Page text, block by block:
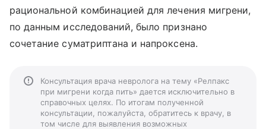
рациональной комбинацией для лечения мигрени,
по данным исследований, было признано
сочетание суматриптана и напроксена.
Консультация врача невролога на тему «Релпакс
при мигрени когда пить» дается исключительно в
справочных целях. По итогам полученной
консультации, пожалуйста, обратитесь к врачу, в
том числе для выявления возможных